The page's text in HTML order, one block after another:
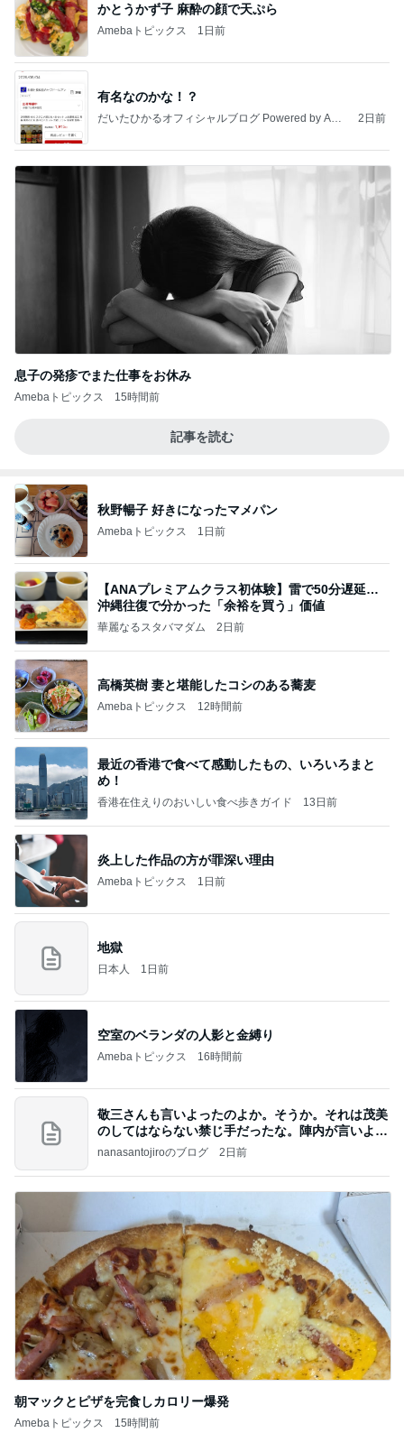
かとうかず子 麻酔の顔で天ぷら
Amebaトピックス 1日前
有名なのかな！？
だいたひかるオフィシャルブログ Powered by Ame
2日前
息子の発疹でまた仕事をお休み
Amebaトピックス 15時間前
記事を読む
秋野暢子 好きになったマメパン
Amebaトピックス 1日前
【ANAプレミアムクラス初体験】雷で50分遅延…
沖縄往復で分かった「余裕を買う」価値
華麗なるスタバマダム 2日前
高橋英樹 妻と堪能したコシのある蕎麦
Amebaトピックス 12時間前
最近の香港で食べて感動したもの、いろいろまと
め！
香港在住えりのおいしい食べ歩きガイド 13日前
炎上した作品の方が罪深い理由
Amebaトピックス 1日前
地獄
日本人 1日前
空室のベランダの人影と金縛り
Amebaトピックス 16時間前
敬三さんも言いよったのよか。そうか。それは茂美
のしてはならない禁じ手だったな。陣内が言いよる
のよ
nanasantojiroのブログ 2日前
朝マックとピザを完食しカロリー爆発
Amebaトピックス 15時間前